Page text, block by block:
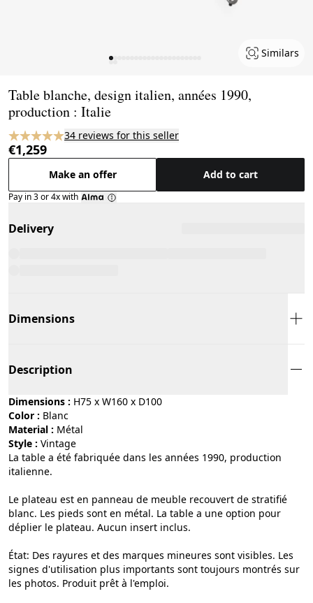
Similars
Table blanche, design italien, années 1990,
production : Italie
34 reviews for this seller
€1,259
Make an offer Add to cart
Pay in 3 or 4x with
Delivery
Dimensions
Description
Dimensions : H75 x W160 x D100
Color :
blanc
Material :
métal
Style :
vintage
La table a été fabriquée dans les années 1990, production
italienne.
Le plateau est en panneau de meuble recouvert de stratifié
blanc. Les pieds sont en métal. La table a une option pour
déplier le plateau. Aucun insert inclus.
État: Des rayures et des marques mineures sont visibles. Les
signes d'utilisation plus importants sont toujours montrés sur
les photos. Produit prêt à l'emploi.